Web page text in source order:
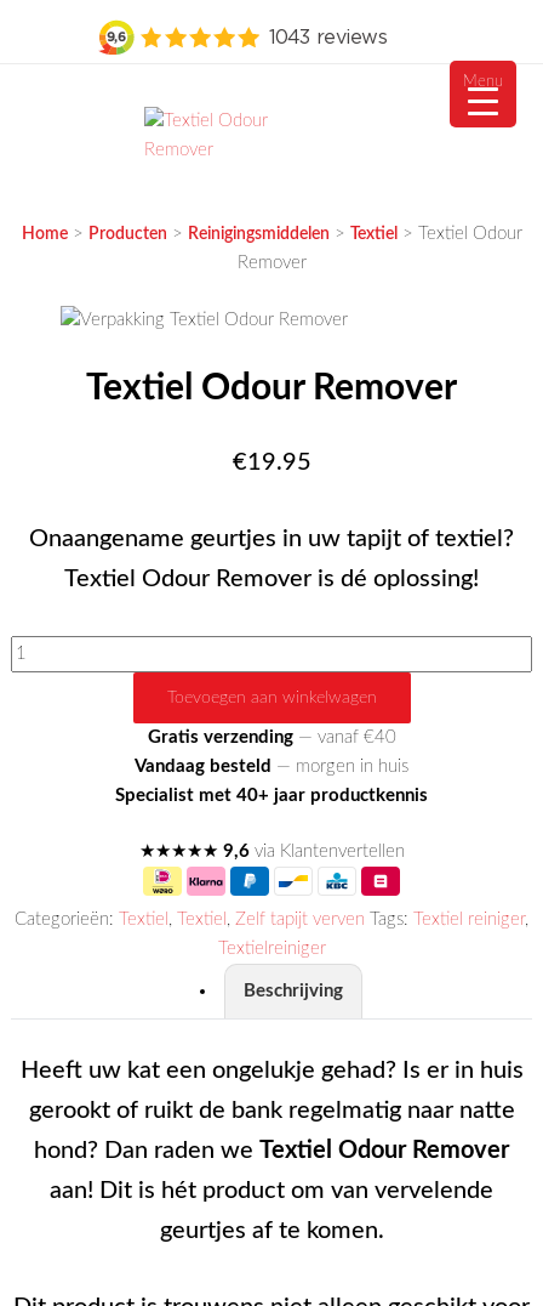
Home> Producten > Reinigingsmiddelen > Textiel >
Textiel Odour
Remover
Textiel Odour Remover
€19.95
Onaangename geurtjes in uw tapijt of textiel?
Textiel Odour Remover is dé oplossing!
Textiel
Odour
Toevoegen aan winkelwagen
Gratis verzending— vanaf €40
Vandaag besteld — morgen in huis
Specialist met 40+ jaar productkennis
★★★★★ 9,6via Klantenvertellen
Categorieën: Textiel , Textiel , Zelf tapijt verven Tags: Textiel reiniger,
Textielreiniger
Beschrijving
Heeft uw kat een ongelukje gehad? Is er in huis
gerookt of ruikt de bank regelmatig naar natte
hond? Dan raden we
Textiel Odour Remover
aan! Dit is hét product om van vervelende
geurtjes af te komen.
Menu